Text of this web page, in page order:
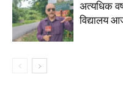
अत्यधिक
विद्यालय